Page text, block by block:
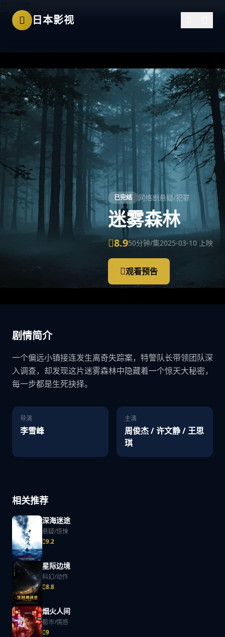
日本影视
已完结 网络剧悬疑/犯罪
迷雾森林
8.950分钟/集2025-03-10 上映
观看预告
剧情简介
一个偏远小镇接连发生离奇失踪案，特警队长带领团队深
入调查，却发现这片迷雾森林中隐藏着一个惊天大秘密，
每一步都是生死抉择。
导演
李雪峰
主演
周俊杰 / 许文静 / 王思
琪
相关推荐
深海迷途
悬疑/惊悚
9.2
星际边境
科幻/动作
8.8
烟火人间
都市/情感
9